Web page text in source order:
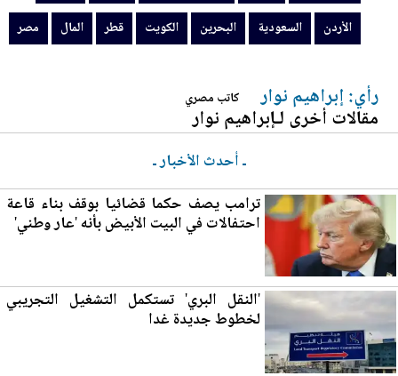
الأردن
السعودية البحرين الكويت قطر المال مصر
رأي: إبراهيم نوار كاتب مصري
مقالات أخرى لـإبراهيم نوار
ـ أحدث الأخبار ـ
ترامب يصف حكما قضائيا بوقف بناء قاعة
احتفالات في البيت الأبيض بأنه 'عار وطني'
'النقل البري' تستكمل التشغيل التجريبي
لخطوط جديدة غدا